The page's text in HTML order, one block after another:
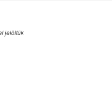
jelöltük